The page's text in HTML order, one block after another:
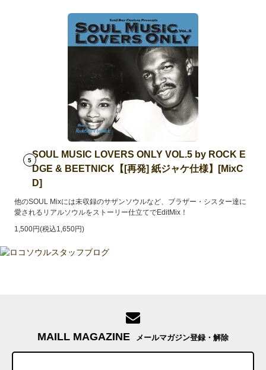
5
SOUL MUSIC LOVERS ONLY VOL.5 by ROCK E
DGE & BEETNICK【[再発] 紙ジャケ仕様】[MixC
D]
他のSOUL Mixには未収録のサザンソウルなど、ブラザー・シスター達に
愛されるリアルソウルをストーリー仕立てでEditMix！
1,500円(税込1,650円)
MAILL MAGAZINE メールマガジン登録・解除